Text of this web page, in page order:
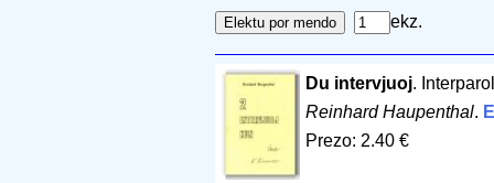
ekz.
Du intervjuoj.
Reinhard Haupenthal.
Prezo: 2.40 €